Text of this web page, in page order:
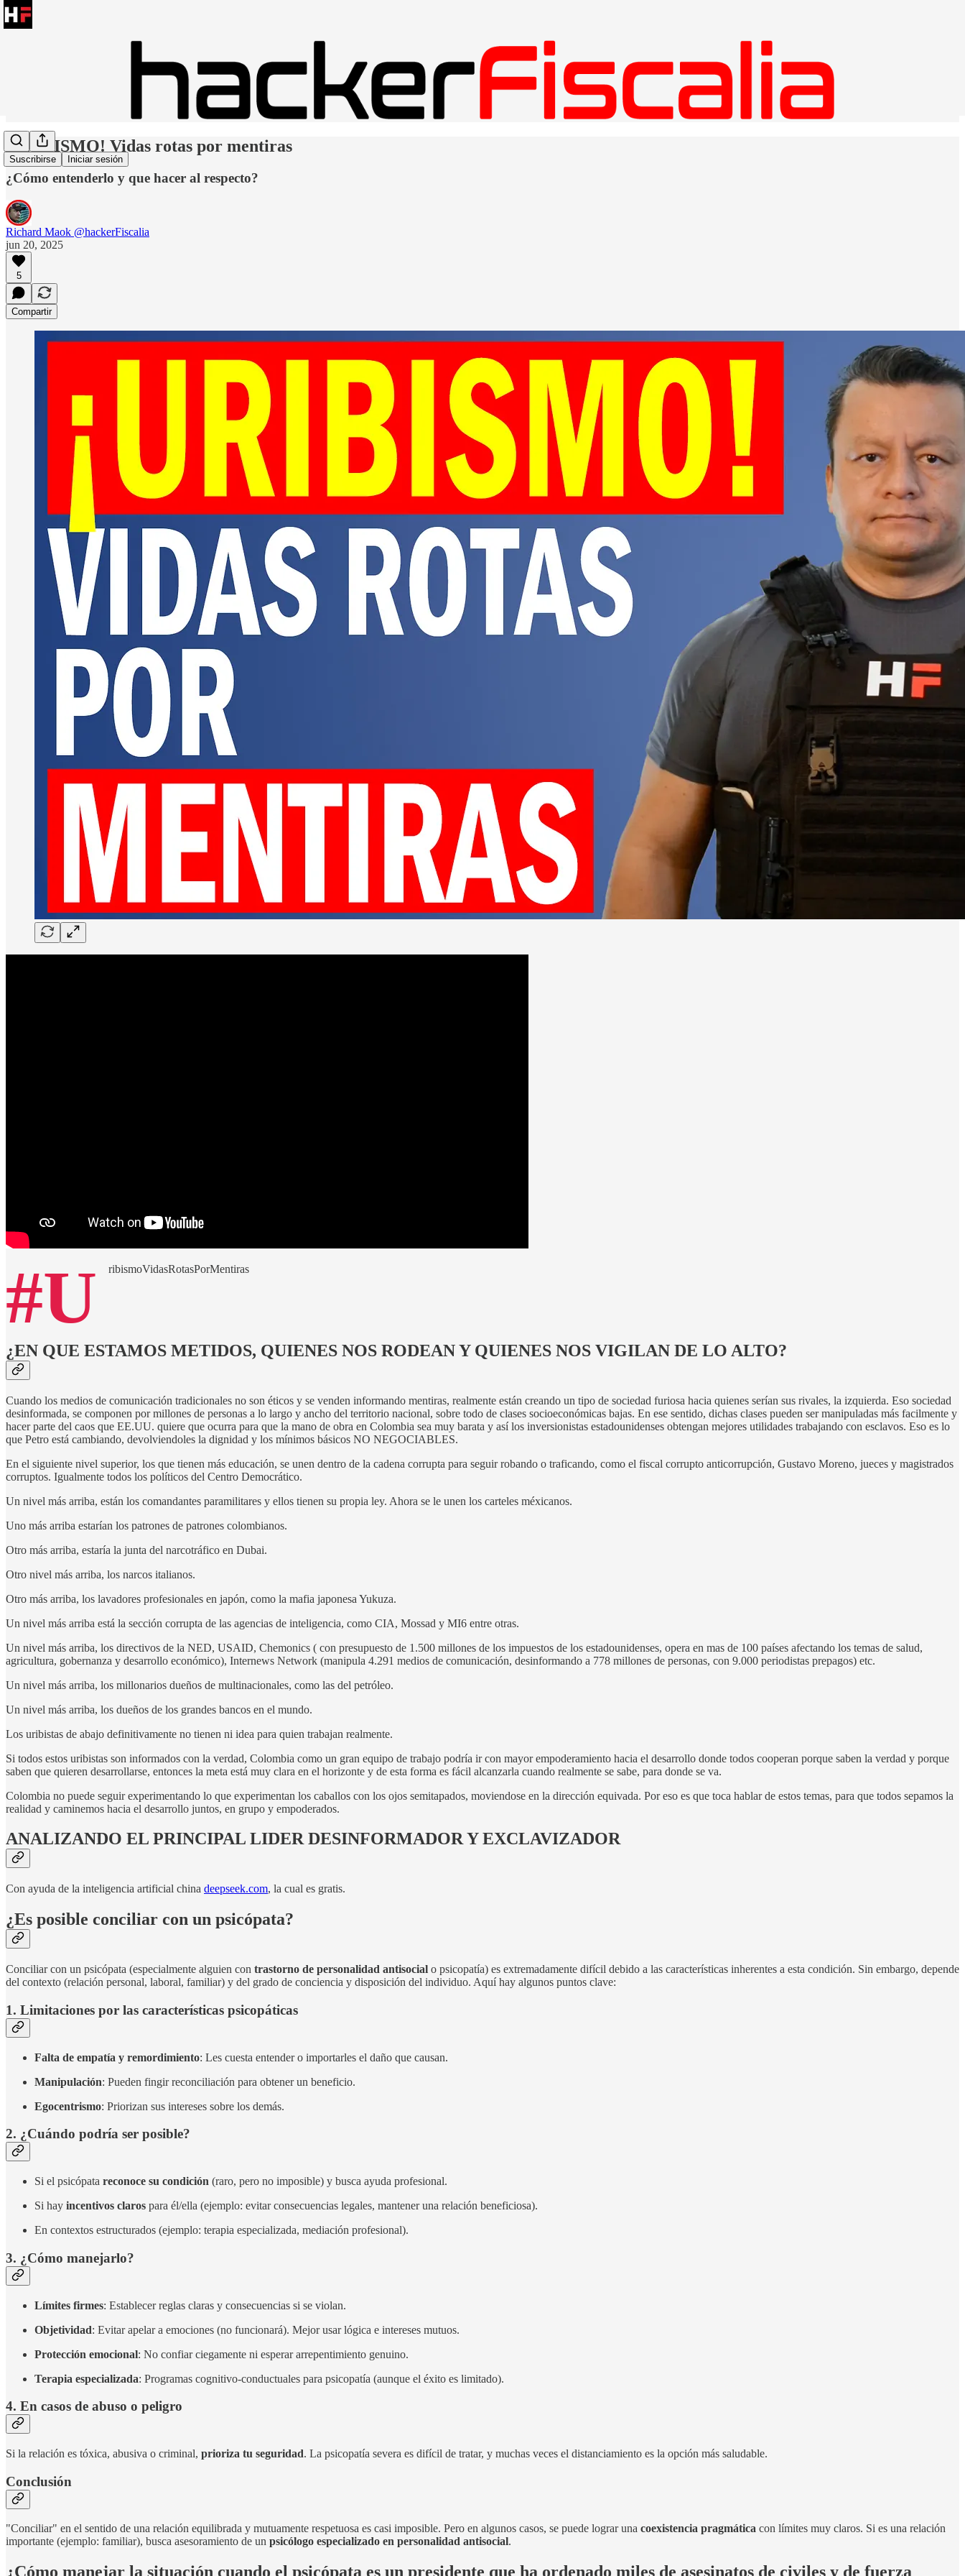
Suscribirse Iniciar sesión
¡URIBISMO! Vidas rotas por mentiras
¿Cómo entenderlo y que hacer al respecto?
Richard Maok @hackerFiscalia
jun 20, 2025
5
Compartir
#U ribismoVidasRotasPorMentiras
¿EN QUE ESTAMOS METIDOS, QUIENES NOS RODEAN Y QUIENES NOS VIGILAN DE LO ALTO?
Cuando los medios de comunicación tradicionales no son éticos y se venden informando mentiras, realmente están creando un tipo de sociedad furiosa hacia quienes serían sus rivales, la izquierda. Eso sociedad
desinformada, se componen por millones de personas a lo largo y ancho del territorio nacional, sobre todo de clases socioeconómicas bajas. En ese sentido, dichas clases pueden ser manipuladas más facilmente y
hacer parte del caos que EE.UU. quiere que ocurra para que la mano de obra en Colombia sea muy barata y así los inversionistas estadounidenses obtengan mejores utilidades trabajando con esclavos. Eso es lo
que Petro está cambiando, devolviendoles la dignidad y los mínimos básicos NO NEGOCIABLES.
En el siguiente nivel superior, los que tienen más educación, se unen dentro de la cadena corrupta para seguir robando o traficando, como el fiscal corrupto anticorrupción, Gustavo Moreno, jueces y magistrados
corruptos. Igualmente todos los políticos del Centro Democrático.
Un nivel más arriba, están los comandantes paramilitares y ellos tienen su propia ley. Ahora se le unen los carteles méxicanos.
Uno más arriba estarían los patrones de patrones colombianos.
Otro más arriba, estaría la junta del narcotráfico en Dubai.
Otro nivel más arriba, los narcos italianos.
Otro más arriba, los lavadores profesionales en japón, como la mafia japonesa Yukuza.
Un nivel más arriba está la sección corrupta de las agencias de inteligencia, como CIA, Mossad y MI6 entre otras.
Un nivel más arriba, los directivos de la NED, USAID, Chemonics ( con presupuesto de 1.500 millones de los impuestos de los estadounidenses, opera en mas de 100 países afectando los temas de salud,
agricultura, gobernanza y desarrollo económico), Internews Network (manipula 4.291 medios de comunicación, desinformando a 778 millones de personas, con 9.000 periodistas prepagos) etc.
Un nivel más arriba, los millonarios dueños de multinacionales, como las del petróleo.
Un nivel más arriba, los dueños de los grandes bancos en el mundo.
Los uribistas de abajo definitivamente no tienen ni idea para quien trabajan realmente.
Si todos estos uribistas son informados con la verdad, Colombia como un gran equipo de trabajo podría ir con mayor empoderamiento hacia el desarrollo donde todos cooperan porque saben la verdad y porque
saben que quieren desarrollarse, entonces la meta está muy clara en el horizonte y de esta forma es fácil alcanzarla cuando realmente se sabe, para donde se va.
Colombia no puede seguir experimentando lo que experimentan los caballos con los ojos semitapados, moviendose en la dirección equivada. Por eso es que toca hablar de estos temas, para que todos sepamos la
realidad y caminemos hacia el desarrollo juntos, en grupo y empoderados.
ANALIZANDO EL PRINCIPAL LIDER DESINFORMADOR Y EXCLAVIZADOR
Con ayuda de la inteligencia artificial china deepseek.com, la cual es gratis.
¿Es posible conciliar con un psicópata?
Conciliar con un psicópata (especialmente alguien con trastorno de personalidad antisocial o psicopatía) es extremadamente difícil debido a las características inherentes a esta condición. Sin embargo, depende
del contexto (relación personal, laboral, familiar) y del grado de conciencia y disposición del individuo. Aquí hay algunos puntos clave:
1. Limitaciones por las características psicopáticas
Falta de empatía y remordimiento: Les cuesta entender o importarles el daño que causan.
Manipulación: Pueden fingir reconciliación para obtener un beneficio.
Egocentrismo: Priorizan sus intereses sobre los demás.
2. ¿Cuándo podría ser posible?
Si el psicópata reconoce su condición (raro, pero no imposible) y busca ayuda profesional.
Si hay incentivos claros para él/ella (ejemplo: evitar consecuencias legales, mantener una relación beneficiosa).
En contextos estructurados (ejemplo: terapia especializada, mediación profesional).
3. ¿Cómo manejarlo?
Límites firmes: Establecer reglas claras y consecuencias si se violan.
Objetividad: Evitar apelar a emociones (no funcionará). Mejor usar lógica e intereses mutuos.
Protección emocional: No confiar ciegamente ni esperar arrepentimiento genuino.
Terapia especializada: Programas cognitivo-conductuales para psicopatía (aunque el éxito es limitado).
4. En casos de abuso o peligro
Si la relación es tóxica, abusiva o criminal, prioriza tu seguridad. La psicopatía severa es difícil de tratar, y muchas veces el distanciamiento es la opción más saludable.
Conclusión
"Conciliar" en el sentido de una relación equilibrada y mutuamente respetuosa es casi imposible. Pero en algunos casos, se puede lograr una coexistencia pragmática con límites muy claros. Si es una relación
importante (ejemplo: familiar), busca asesoramiento de un psicólogo especializado en personalidad antisocial.
¿Cómo manejar la situación cuando el psicópata es un presidente que ha ordenado miles de asesinatos de civiles y de fuerza